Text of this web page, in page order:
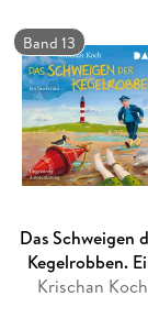
Band 13
Das Schweigen
Kegelrobben.
Inselkrimi
Krischan Koch